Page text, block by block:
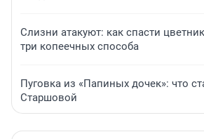
Слизни атакуют: как спасти
три копеечных способа
Пуговка из «Папиных дочек»: что
Старшовой